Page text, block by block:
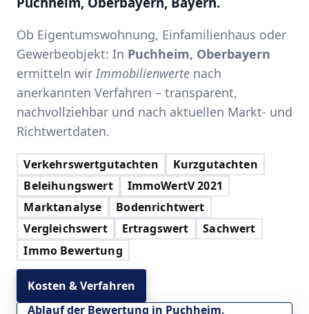
Ob Eigentumswohnung, Einfamilienhaus oder
Gewerbeobjekt: In Puchheim, Oberbayern
ermitteln wirImmobilienwerte nach
anerkannten Verfahren – transparent,
nachvollziehbar und nach aktuellen Markt- und
Richtwertdaten.
Verkehrswertgutachten
Kurzgutachten
Beleihungswert
ImmoWertV 2021
Marktanalyse
Bodenrichtwert
Vergleichswert
Ertragswert
Sachwert
Immo Bewertung
Kosten & Verfahren
Ablauf der Bewertung in Puchheim,